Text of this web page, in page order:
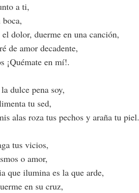
a ti,
el dolor, duerme en una canción,
de amor decadente,
¡Quémate en mí!.
dulce pena soy,
tu sed,
alas roza tus pechos y araña tu piel.
tus vicios,
o amor,
que ilumina es la que arde,
en su cruz,